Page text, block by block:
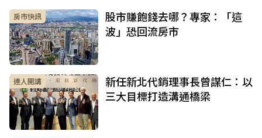
房市快訊
股市賺飽錢去哪？專家：「這
波」恐回流房市
達人開講
新任新北代銷理事長曾謀仁：以
三大目標打造溝通橋梁